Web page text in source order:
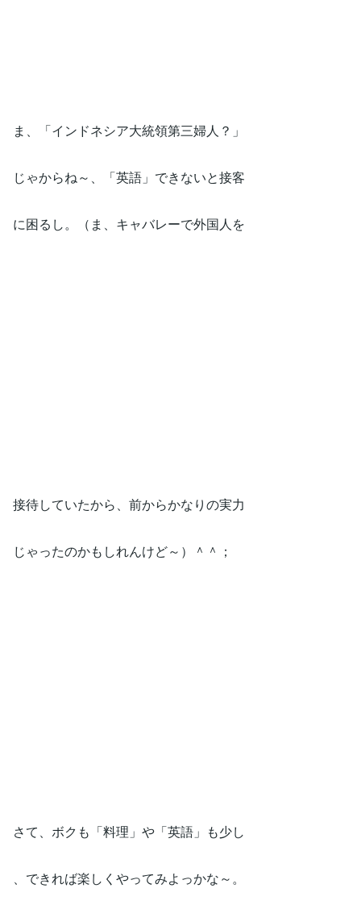
ま、「インドネシア大統領第三婦人？」
じゃからね～、「英語」できないと接客
に困るし。（ま、キャバレーで外国人を
接待していたから、前からかなりの実力
じゃったのかもしれんけど～）＾＾；
さて、ボクも「料理」や「英語」も少し
、できれば楽しくやってみよっかな～。